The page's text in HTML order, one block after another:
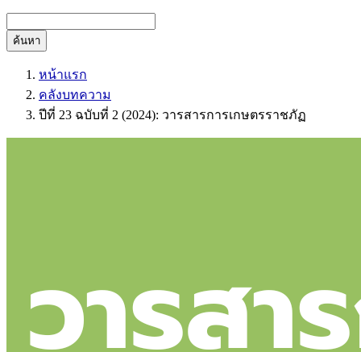
ค้นหา
หน้าแรก
คลังบทความ
ปีที่ 23 ฉบับที่ 2 (2024): วารสารการเกษตรราชภัฏ